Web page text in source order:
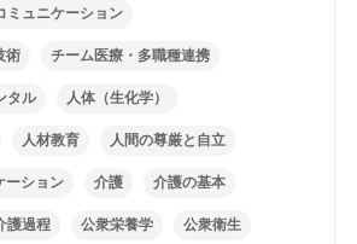
ミュニケーション
術 チーム医療・多職種連携
タル 人体（生化学）
人材教育 人間の尊厳と自立
ーション 介護 介護の基本
護過程 公衆栄養学 公衆衛生